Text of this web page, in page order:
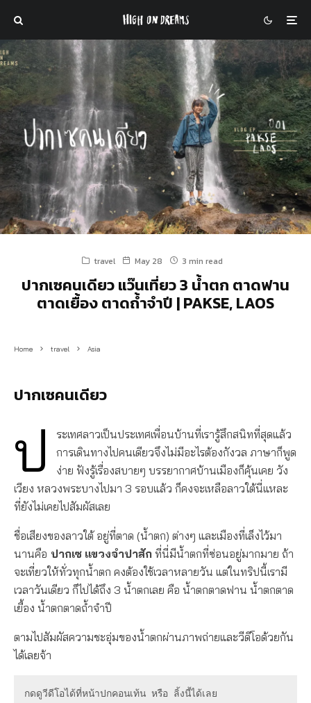
travel May 28 3 min read
ปากเซคนเดียว แว๊นเที่ยว 3 น้ำตก ตาดฟาน
ตาดเยื้อง ตาดถ้ำจำปี | PAKSE, LAOS
Home travel Asia
ปากเซคนเดียว
ป
ระเทศลาวเป็นประเทศเพื่อนบ้านที่เรารู้สึกสนิทที่สุดแล้ว
การเดินทางไปคนเดียวจึงไม่มีอะไรต้องกังวล ภาษาก็พูด
ง่าย ฟังรู้เรื่องสบายๆ บรรยากาศบ้านเมืองก็คุ้นเคย วัง
เวียง หลวงพระบางไปมา 3 รอบแล้ว ก็คงจะเหลือลาวใต้นี่แหละ
ที่ยังไม่เคยไปสัมผัสเลย
ชื่อเสียงของลาวใต้ อยู่ที่ตาด (น้ำตก) ต่างๆ และเมืองที่เล็งไว้มา
นานคือ ปากเซ แขวงจำปาสัก ที่นี่มีน้ำตกที่ซ่อนอยู่มากมาย ถ้า
จะเที่ยวให้ทั่วทุกน้ำตก คงต้องใช้เวลาหลายวัน แต่ในทริปนี้เรามี
เวลาวันเดียว ก็ไปได้ถึง 3 น้ำตกเลย คือ น้ำตกตาดฟาน น้ำตกตาด
เยื้อง น้ำตกตาดถ้ำจำปี
ตามไปสัมผัสความชะอุ่มของน้ำตกผ่านภาพถ่ายและวีดีโอด้วยกัน
ได้เลยจ้า
กดดูวีดีโอได้ที่หน้าปกคอนเท้น หรือ ลิ้งนี้ได้เลย